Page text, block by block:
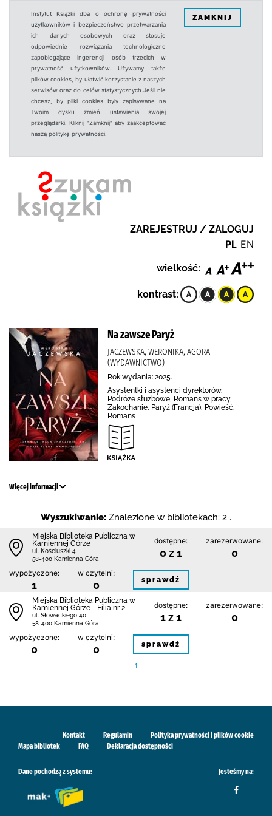
Instytut Książki dba o ochronę prywatności
użytkowników i bezpieczeństwo przetwarzania
ich danych osobowych oraz stosuje
odpowiednie rozwiązania technologiczne
zapobiegające ingerencji osób trzecich w
prywatność użytkowników. Używamy także
plików cookies, by ułatwić korzystanie z naszych
serwisów oraz do celów statystycznych.Jeśli nie
chcesz, by pliki cookies były zapisywane na
Twoim dysku zmień ustawienia swojej
przeglądarki. Kliknij "Zamknij" aby zaakceptować
naszą politykę prywatności.
ZAMKNIJ
ZAREJESTRUJ / ZALOGUJ
PL EN
wielkość:
kontrast:
Na zawsze Paryż
JACZEWSKA, WERONIKA, AGORA
(WYDAWNICTWO)
Rok wydania: 2025.
Asystentki i asystenci dyrektorów,
Podróże służbowe, Romans w pracy,
Zakochanie, Paryż (Francja), Powieść,
Romans
Więcej informacji
Wyszukiwanie: Znalezione w bibliotekach: 2 .
Miejska Biblioteka Publiczna w
Kamiennej Górze
ul. Kościuszki 4
58-400 Kamienna Góra
dostępne:
0 z 1
zarezerwowane:
0
wypożyczone:
1
w czytelni:
0 sprawdź
Miejska Biblioteka Publiczna w
Kamiennej Górze - Filia nr 2
ul. Słowackiego 40
58-400 Kamienna Góra
dostępne:
1 z 1
zarezerwowane:
0
wypożyczone:
0
w czytelni:
0 sprawdź
1
Kontakt Regulamin
Polityka prywatności i plików cookie
Mapa bibliotek
FAQ Deklaracja dostępności
Dane pochodzą z systemu: Jesteśmy na: